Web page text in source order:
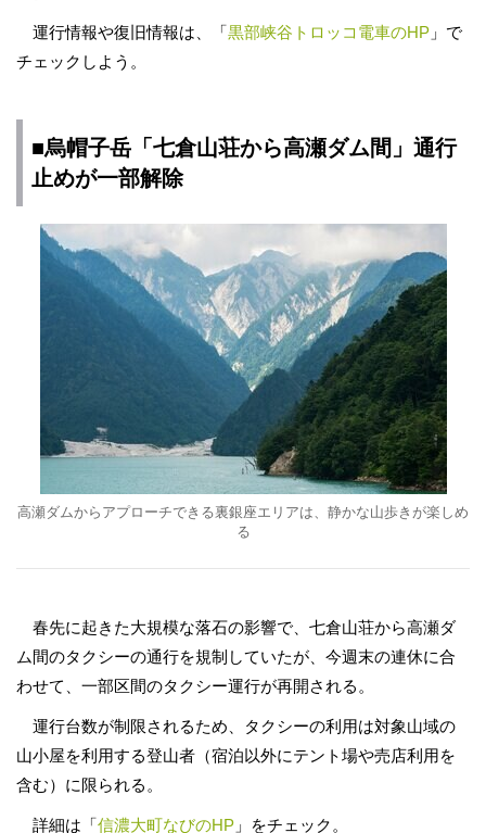
運行情報や復旧情報は、「黒部峡谷トロッコ電車のHP 」で
チェックしよう。
■烏帽子岳「七倉山荘から高瀬ダム間」通行
止めが一部解除
高瀬ダムからアプローチできる裏銀座エリアは、静かな山歩きが楽しめ
る
春先に起きた大規模な落石の影響で、七倉山荘から高瀬ダ
ム間のタクシーの通行を規制していたが、今週末の連休に合
わせて、一部区間のタクシー運行が再開される。
運行台数が制限されるため、タクシーの利用は対象山域の
山小屋を利用する登山者（宿泊以外にテント場や売店利用を
含む）に限られる。
詳細は「信濃大町なびのHP 」をチェック。